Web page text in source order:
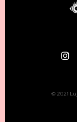
© 2021